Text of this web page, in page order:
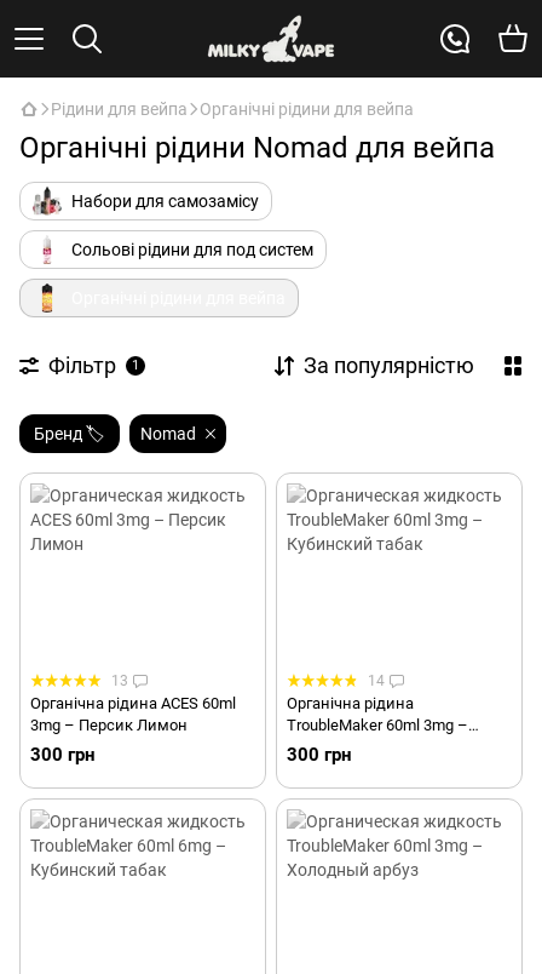
Рідини для вейпа Органічні рідини для вейпа
Органічні рідини Nomad для вейпа
Набори для самозамісу
Сольові рідини для под систем
Фільтр 1 За популярністю
Бренд 🏷️ Nomad
13
Органічна рідина ACES 60ml
3mg – Персик Лимон
300 грн
14
Органічна рідина
TroubleMaker 60ml 3mg –
Кубинський тютюн
300 грн